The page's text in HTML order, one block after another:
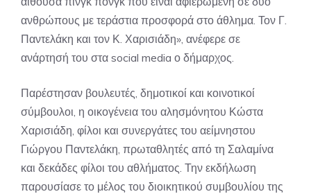
ανθρώπους με τεράστια προσφορά στο άθλημα. Τον Γ.
Παντελάκη και τον Κ. Χαρισιάδη», ανέφερε σε
ανάρτησή του στα social media ο δήμαρχος.
Παρέστησαν βουλευτές, δημοτικοί και κοινοτικοί
σύμβουλοι, η οικογένεια του αλησμόνητου Κώστα
Χαρισιάδη, φίλοι και συνεργάτες του αείμνηστου
Γιώργου Παντελάκη, πρωταθλητές από τη Σαλαμίνα
και δεκάδες φίλοι του αθλήματος. Την εκδήλωση
παρουσίασε το μέλος του διοικητικού συμβουλίου της